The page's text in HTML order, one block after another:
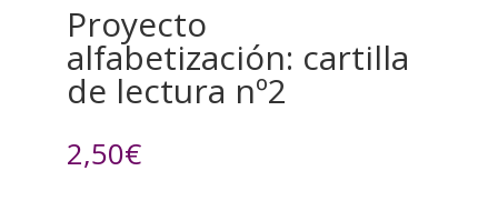
Proyecto
alfabetización: cartilla
de lectura nº2
2,50€